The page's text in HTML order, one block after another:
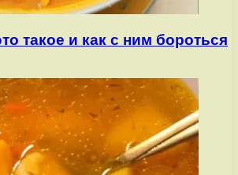
такое и как с ним бороться